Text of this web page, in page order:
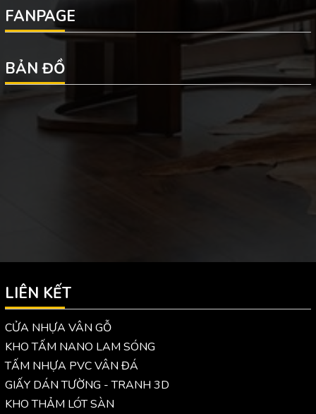
FANPAGE
BẢN ĐỒ
LIÊN KẾT
CỬA NHỰA VÂN GỖ
KHO TẤM NANO LAM SÓNG
TẤM NHỰA PVC VÂN ĐÁ
GIẤY DÁN TƯỜNG - TRANH 3D
KHO THẢM LÓT SÀN